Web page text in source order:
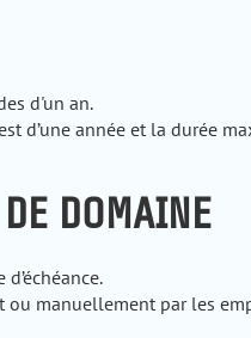
d'un an.
d’une année et la durée
DOMAINE
manuellement par les